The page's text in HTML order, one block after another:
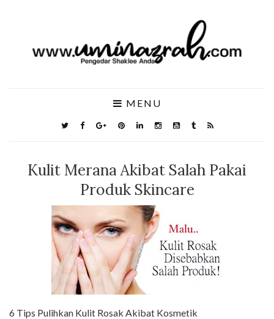
MENU
Kulit Merana Akibat Salah Pakai
Produk Skincare
6 Tips Pulihkan Kulit Rosak Akibat Kosmetik